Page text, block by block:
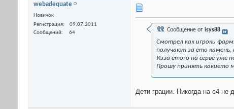
webadequate
Новичок
Регистрация
09.07.2011
Сообщений
64 Сообщение от isys88
Смотрел как игроки
получают за ето
Изза етого на серве уже
Прошу принять какието
Дети грации. Никогда на с4 не